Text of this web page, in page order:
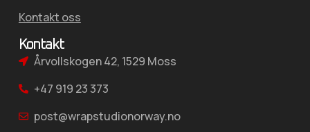
Kontakt oss
Kontakt
Årvollskogen 42, 1529 Moss
+47 919 23 373
post@wrapstudionorway.no